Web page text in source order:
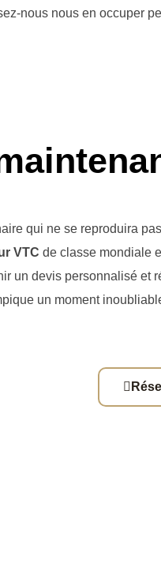
nous nous en occuper
qui ne se reproduira
VTC de classe mondiale
un devis personnalisé et
un moment